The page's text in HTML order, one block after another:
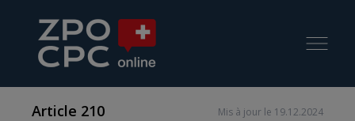
Article 210
Mis à jour le 19.12.2024